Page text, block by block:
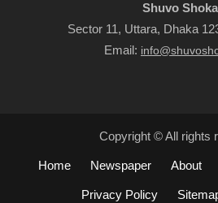
Shuvo
Sector 11, Uttara, Dhaka
Email:
Copyright © All rights
Home Newspaper About
Privacy Policy